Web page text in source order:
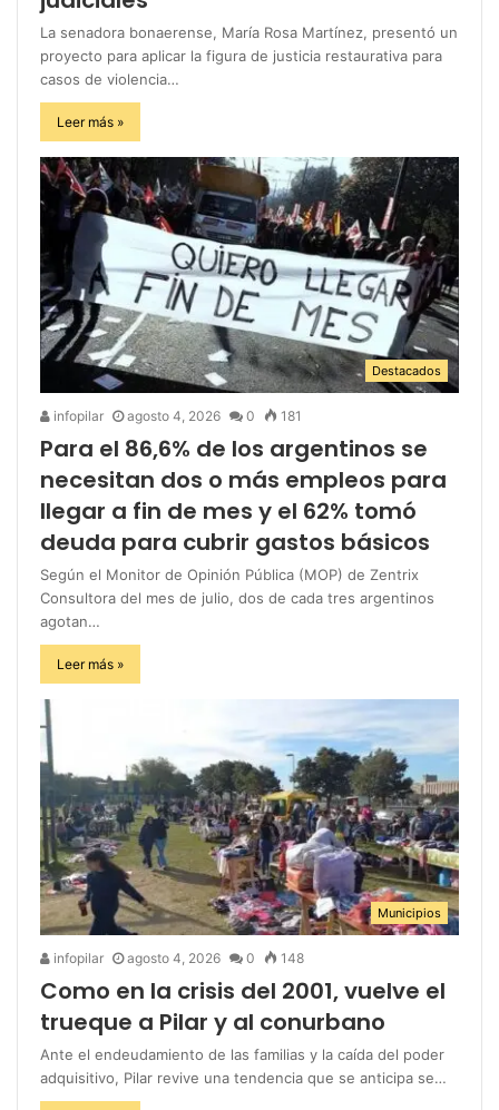
La senadora bonaerense, María Rosa Martínez, presentó un
proyecto para aplicar la figura de justicia restaurativa para
casos de violencia…
Leer más »
Destacados
infopilar agosto 4, 2026 0 181
Para el 86,6% de los argentinos se
necesitan dos o más empleos para
llegar a fin de mes y el 62% tomó
deuda para cubrir gastos básicos
Según el Monitor de Opinión Pública (MOP) de Zentrix
Consultora del mes de julio, dos de cada tres argentinos
agotan…
Leer más »
Municipios
infopilar agosto 4, 2026 0 148
Como en la crisis del 2001, vuelve el
trueque a Pilar y al conurbano
Ante el endeudamiento de las familias y la caída del poder
adquisitivo, Pilar revive una tendencia que se anticipa se…